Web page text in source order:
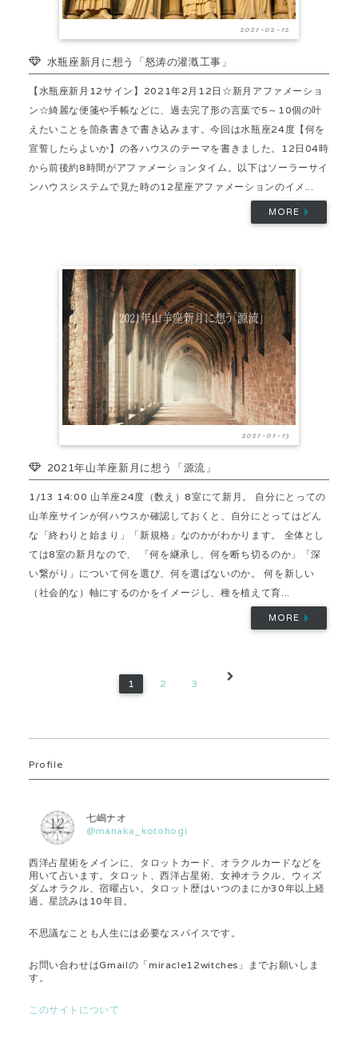
2021-02-12
水瓶座新月に想う「怒涛の灌漑工事」
【水瓶座新月12サイン】2021年2月12日☆新月アファメーショ
ン☆綺麗な便箋や手帳などに、過去完了形の言葉で5～10個の叶
えたいことを箇条書きで書き込みます。今回は水瓶座24度【何を
宣誓したらよいか】の各ハウスのテーマを書きました。12日04時
から前後約8時間がアファメーションタイム。以下はソーラーサイ
ンハウスシステムで見た時の12星座アファメーションのイメ...
MORE
2021-01-13
2021年山羊座新月に想う「源流」
1/13 14:00 山羊座24度（数え）8室にて新月。 自分にとっての
山羊座サインが何ハウスか確認しておくと、自分にとってはどん
な「終わりと始まり」「新規格」なのかがわかります。 全体とし
ては8室の新月なので、 「何を継承し、何を断ち切るのか」「深
い繋がり」について何を選び、何を選ばないのか。 何を新しい
（社会的な）軸にするのかをイメージし、種を植えて育...
MORE
1 2 3
Profile
七嶋ナオ
@manaka_kotohogi
西洋占星術をメインに、タロットカード、オラクルカードなどを
用いて占います。タロット、西洋占星術、女神オラクル、ウィズ
ダムオラクル、宿曜占い。タロット歴はいつのまにか30年以上経
過。星読みは10年目。
不思議なことも人生には必要なスパイスです。
お問い合わせはGmailの「miracle12witches」までお願いしま
す。
このサイトについて